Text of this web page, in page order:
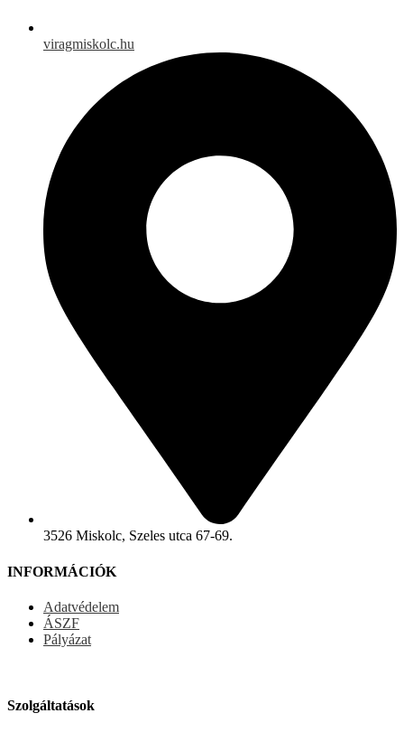
viragmiskolc.hu
3526 Miskolc, Szeles utca 67-69.
INFORMÁCIÓK
Adatvédelem
ÁSZF
Pályázat
Szolgáltatások